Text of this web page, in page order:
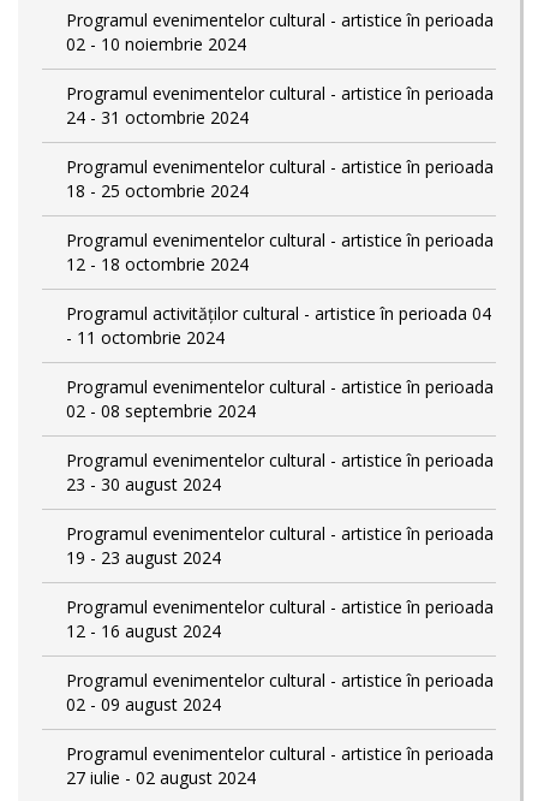
Programul evenimentelor cultural - artistice în perioada
02 - 10 noiembrie 2024
Programul evenimentelor cultural - artistice în perioada
24 - 31 octombrie 2024
Programul evenimentelor cultural - artistice în perioada
18 - 25 octombrie 2024
Programul evenimentelor cultural - artistice în perioada
12 - 18 octombrie 2024
Programul activităților cultural - artistice în perioada 04
- 11 octombrie 2024
Programul evenimentelor cultural - artistice în perioada
02 - 08 septembrie 2024
Programul evenimentelor cultural - artistice în perioada
23 - 30 august 2024
Programul evenimentelor cultural - artistice în perioada
19 - 23 august 2024
Programul evenimentelor cultural - artistice în perioada
12 - 16 august 2024
Programul evenimentelor cultural - artistice în perioada
02 - 09 august 2024
Programul evenimentelor cultural - artistice în perioada
27 iulie - 02 august 2024